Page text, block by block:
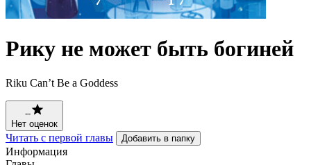
Рику не может быть богиней
Riku Can’t Be a Goddess
--
Нет оценок
Читать с первой главы Добавить в папку
Информация